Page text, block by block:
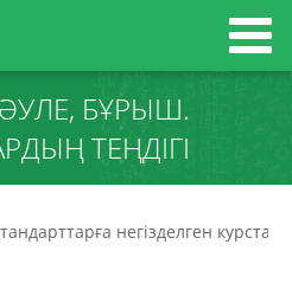
БҰРЫШ.
ТЕҢДІГІ
негізделген курстар